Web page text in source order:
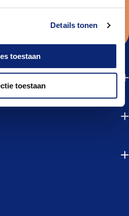
Details tonen
toestaan
toestaan